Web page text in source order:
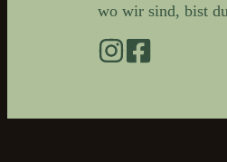
wo wir sind, bist